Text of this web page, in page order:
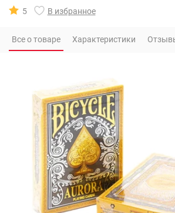
5
В избранное
Все о товаре Характеристики